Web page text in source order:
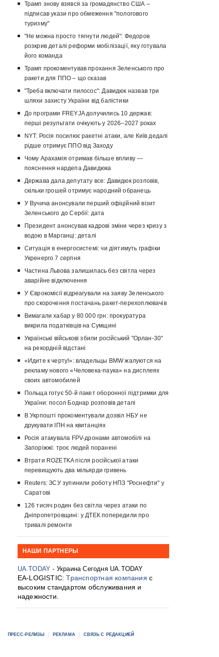
Трамп знову взявся за громадянство США –
підписав укази про обмеження "пологового
туризму"
"Не можна просто тягнути людей": Федоров
розкрив деталі реформи мобілізації, яку готувала
його команда
Трамп прокоментував прохання Зеленського про
ракети для ППО – що сказав
"Треба включати пилосос": Давидюк назвав три
шляхи захисту України від балістики
До програми FREYJA долучились 10 держав:
перші результати очікують у 2026–2027 роках
NYT: Росія посилює ракетні атаки, але Київ дедалі
рідше отримує ППО від Заходу
Чому Арахамія отримав більше впливу —
пояснення нардепа Давидюка
Держава дала депутату все: Давидюк розповів,
скільки грошей отримує народний обранець
У Вучича анонсували перший офіційний візит
Зеленського до Сербії: дата
Президент анонсував кадрові зміни через кризу з
водою в Марганці: деталі
Ситуація в енергосистемі: чи діятимуть графіки
Укренерго 7 серпня
Частина Львова залишилась без світла через
аварійне відключення
У Єврокомісії відреагували на заяву Зеленського
про скорочення постачань ракет-перехоплювачів
Вимагали хабар у 80 000 грн: прокуратура
викрила податківців на Сумщині
Українські військові збили російський "Орлан-30"
на рекордній відстані
«Идите к черту!»: владельцы BMW жалуются на
рекламу нового «Человека-паука» на дисплеях
своих автомобилей
Польща готує 50-й пакет оборонної підтримки для
України: посол Боднар розповів деталі
В Укрпошті прокоментували дозвіл НБУ не
друкувати ІПН на квитанціях
Росія атакувала FPV-дронами автомобілі на
Запоріжжі: троє людей поранені
Втрати ROZETKA після російської атаки
перевищують два мільярди гривень
Reuters: ЗСУ зупинили роботу НПЗ "Роснефти" у
Саратові
126 тисяч родин без світла через атаки по
Дніпропетровщині: у ДТЕК попередили про
тривалі ремонти
НАШИ ПАРТНЕРЫ
UA.TODAY - Украина Сегодня UA.TODAY
EA-LOGISTIC:Транспортная компания с
высоким стандартом обслуживания и
надежности.
ПРЕСС-РЕЛИЗЫ РЕКЛАМА СВЯЗЬ С РЕДАКЦИЕЙ